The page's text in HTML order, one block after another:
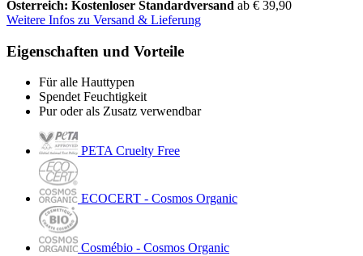
Österreich: Kostenloser Standardversand ab € 39,90
Weitere Infos zu Versand & Lieferung
Eigenschaften und Vorteile
Für alle Hauttypen
Spendet Feuchtigkeit
Pur oder als Zusatz verwendbar
PETA Cruelty Free
ECOCERT - Cosmos Organic
Cosmébio - Cosmos Organic